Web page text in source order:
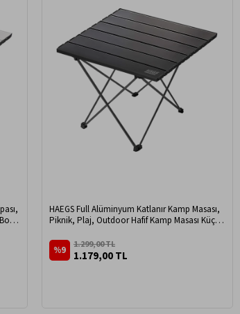
-
HAEGS Full Alüminyum Katlanır Kamp Masası,
Piknik, Plaj, Outdoor Hafif Kamp Masası Küçük
1.179,00 TL
1.299,00 TL
%9